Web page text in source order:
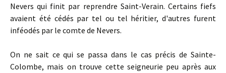
Nevers qui finit par reprendre Saint-Verain. Certains fiefs
avaient été cédés par tel ou tel héritier, d'autres furent
inféodés par le comte de Nevers.
On ne sait ce qui se passa dans le cas précis de Sainte-
Colombe, mais on trouve cette seigneurie peu après aux